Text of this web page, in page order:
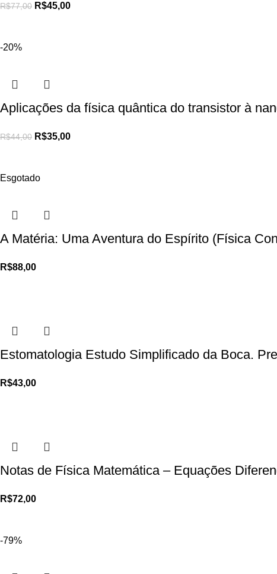
R$77,00 R$45,00
-20%
Aplicações da física quântica do transistor à
R$44,00 R$35,00
Esgotado
A Matéria: Uma Aventura do Espírito (Física
R$88,00
Estomatologia Estudo Simplificado da Boca.
R$43,00
Notas de Física Matemática – Equações
R$72,00
-79%